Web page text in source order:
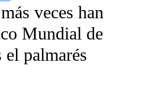
veces han
Mundial de
el palmarés